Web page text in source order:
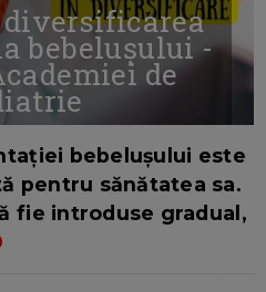
diversificarea
bebelușului -
de
bebelușului este
pentru sănătatea sa.
fie introduse gradual,